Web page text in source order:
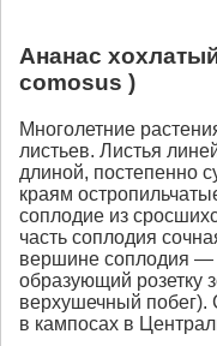
Ананас
comosus )
Многолетние
листьев. Листья
длиной, постепенно
краям
соплодие из
часть соплодия
вершине соплодия —
образующий розетку
верхушечный побег).
в кампосах в